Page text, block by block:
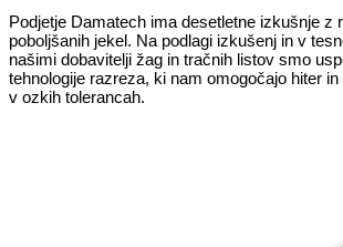
Podjetje Damatech ima desetletne izkušnje z
poboljšanih jekel. Na podlagi izkušenj in v
našimi dobavitelji žag in tračnih listov smo
tehnologije razreza, ki nam omogočajo hiter
v ozkih tolerancah.